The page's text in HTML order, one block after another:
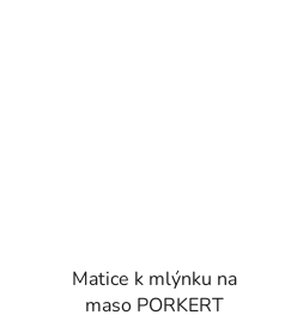
Matice k mlýnku na
maso PORKERT